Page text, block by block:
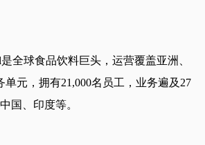
是全球食品饮料巨头，运营覆盖亚洲、
单元，拥有21,000名员工，业务遍及27
国、印度等。